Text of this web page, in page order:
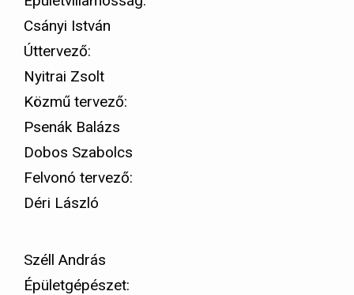
Csányi István
Úttervező:
Nyitrai Zsolt
Közmű tervező:
Psenák Balázs
Dobos Szabolcs
Felvonó tervező:
Déri László
Széll András
Épületgépészet: